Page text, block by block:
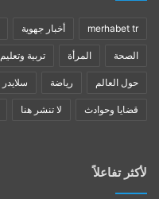
merhabet tr أخبار جهوية
الصحة المرأة تربية وتعليم
حول العالم رياضة سلايدر
قضايا وحوادث لا تنشر هنا
لأكثر تفاعلاً